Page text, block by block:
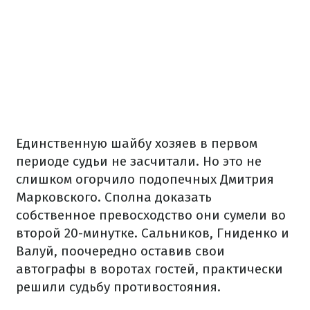
Единственную шайбу хозяев в первом
периоде судьи не засчитали. Но это не
слишком огорчило подопечных Дмитрия
Марковского. Сполна доказать
собственное превосходство они сумели во
второй 20-минутке. Сальников, Гниденко и
Валуй, поочередно оставив свои
автографы в воротах гостей, практически
решили судьбу противостояния.